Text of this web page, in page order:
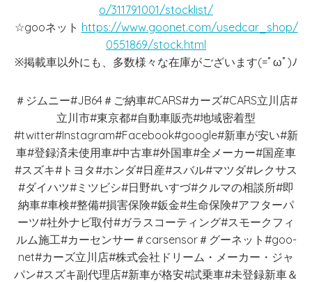
o/311791001/stocklist/
☆gooネット https://www.goonet.com/usedcar_shop/
0551869/stock.html
※掲載車以外にも、多数様々な在庫がございます(=ﾟωﾟ)ﾉ
＃ジムニー#JB64＃ご納車#CARS#カーズ#CARS立川店#
立川市#東京都#自動車販売#地域密着型
#twitter#Instagram#Facebook#google#新車が安い#新
車#登録済未使用車#中古車#外国車#全メーカー#国産車
#スズキ#トヨタ#ホンダ#日産#スバル#マツダ#レクサス
#ダイハツ#ミツビシ#日野#いすづ#クルマの相談所#即
納車#車検#整備#損害保険#鈑金#生命保険#アフターパ
ーツ#社外ナビ取付#ガラスコーティング#スモークフィ
ルム施工#カーセンサー＃carsensor＃グーネット#goo-
net#カーズ立川店#株式会社ドリーム・メーカー・ジャ
パン#スズキ副代理店#新車が格安#試乗車#未登録新車＆